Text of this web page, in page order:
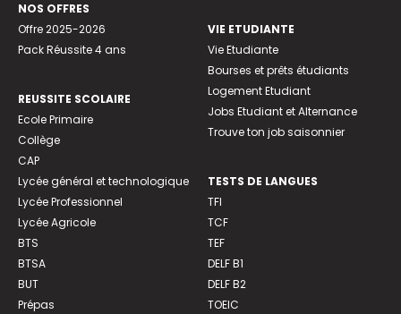
NOS OFFRES
Offre 2025-2026
Pack Réussite 4 ans
REUSSITE SCOLAIRE
Ecole Primaire
Collège
CAP
Lycée général et technologique
Lycée Professionnel
Lycée Agricole
BTS
BTSA
BUT
Prépas
VIE ETUDIANTE
Vie Etudiante
Bourses et prêts étudiants
Logement Etudiant
Jobs Etudiant et Alternance
Trouve ton job saisonnier
TESTS DE LANGUES
TFI
TCF
TEF
DELF B1
DELF B2
TOEIC